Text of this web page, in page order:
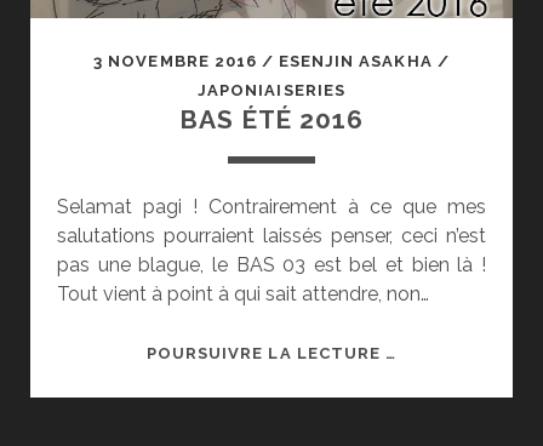
3 NOVEMBRE 2016 / ESENJIN ASAKHA /
JAPONIAISERIES
BAS ÉTÉ 2016
Selamat pagi ! Contrairement à ce que mes
salutations pourraient laissés penser, ceci n’est
pas une blague, le BAS 03 est bel et bien là !
Tout vient à point à qui sait attendre, non…
POURSUIVRE LA LECTURE …